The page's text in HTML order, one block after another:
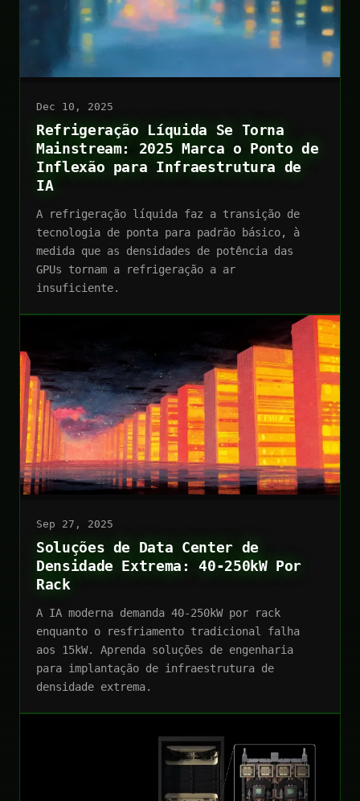
Dec 10, 2025
Refrigeração Líquida Se Torna
Mainstream: 2025 Marca o Ponto de
Inflexão para Infraestrutura de
IA
A refrigeração líquida faz a transição de
tecnologia de ponta para padrão básico, à
medida que as densidades de potência das
GPUs tornam a refrigeração a ar
insuficiente.
Sep 27, 2025
Soluções de Data Center de
Densidade Extrema: 40-250kW Por
Rack
A IA moderna demanda 40-250kW por rack
enquanto o resfriamento tradicional falha
aos 15kW. Aprenda soluções de engenharia
para implantação de infraestrutura de
densidade extrema.